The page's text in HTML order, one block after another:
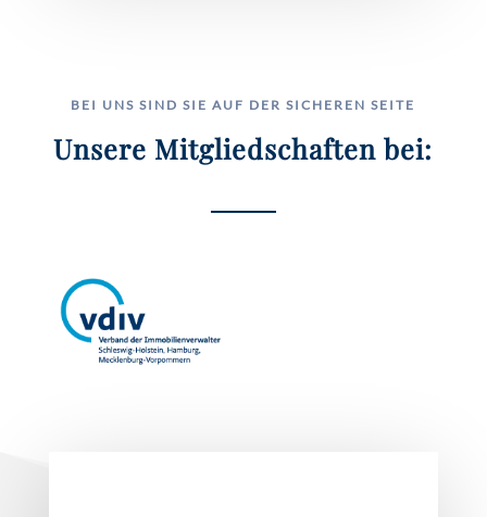
BEI UNS SIND SIE AUF DER SICHEREN SEITE
Unsere Mitgliedschaften bei: